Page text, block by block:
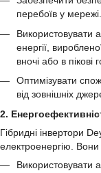
перебоїв у мережі.
Використовувати
енергії,
вночі або в пікові
Оптимізувати
від зовнішніх
2.
Гібридні інвертори
електроенергію.
Використовувати